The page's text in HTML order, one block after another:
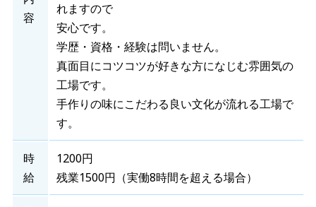
容
れますので
安心です。
学歴・資格・経験は問いません。
真面目にコツコツが好きな方になじむ雰囲気の
工場です。
手作りの味にこだわる良い文化が流れる工場で
す。
時
給
1200円
残業1500円（実働8時間を超える場合）